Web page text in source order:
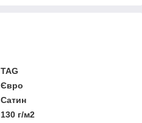
TAG
Євро
Сатин
130 г/м2